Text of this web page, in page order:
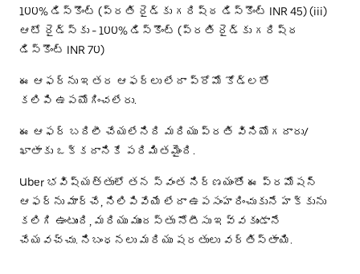
100% డిస్కౌంట్ (ప్రతి రైడ్‌కు గరిష్ఠ డిస్కౌంట్ INR 45) (iii)
ఆటో రైడ్స్‌కు - 100% డిస్కౌంట్ (ప్రతి రైడ్‌కు గరిష్ఠ
డిస్కౌంట్ INR 70)
ఈ ఆఫర్‌ను ఇతర ఆఫర్లు లేదా ప్రోమో కోడ్‌లతో
కలిపి ఉపయోగించలేరు.
ఈ ఆఫర్ బదిలీ చేయలేనిది మరియు ప్రతి వినియోగదారు/
ఖాతాకు ఒక్కదానికే పరిమితమైంది.
Uber భవిష్యత్తులో తన స్వంత నిర్ణయంతో ఈ ప్రమోషన్
ఆఫర్‌ను మార్చే, నిలిపివేయే లేదా ఉపసంహరించుకునే హక్కును
కలిగి ఉంటుంది, మరియు ముందస్తు నోటీసు ఇవ్వకుండానే
చేయవచ్చు. నిబంధనలు మరియు షరతులు వర్తిస్తాయి.